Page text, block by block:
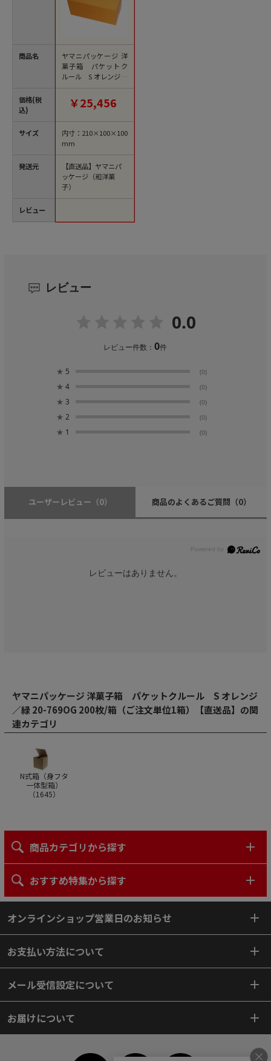
商品名
価格(税
込)
サイズ
発送元
レビュー
ヤマニパッケージ 洋
菓子箱 パケットク
ルール S オレンジ／
緑 20-769OG 200枚/
箱（ご注文単位1箱）
【直送品】
￥25,456
内寸：210×100×100
mm
【直送品】ヤマニパ
ッケージ（和洋菓
子）
レビュー
0.0
レビュー件数：0件
★ 5 (0)
★ 4 (0)
★ 3 (0)
★ 2 (0)
★ 1 (0)
ユーザーレビュー （0） 商品のよくあるご質問 （0）
レビューはありません。
ヤマニパッケージ 洋菓子箱 パケットクルール S オレンジ
／緑 20-769OG 200枚/箱（ご注文単位1箱）【直送品】の関
連カテゴリ
N式箱（身フタ
一体型箱）
（1645）
商品カテゴリから探す
おすすめ特集から探す
オンラインショップ営業日のお知らせ
お支払い方法について
メール受信設定について
お届けについて